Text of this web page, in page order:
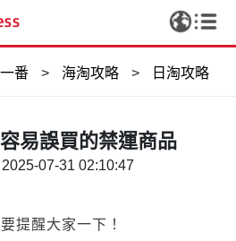
番 > 海淘攻略 > 日淘攻略
易誤買的禁運商品
07-31 02:10:47
提醒大家一下！